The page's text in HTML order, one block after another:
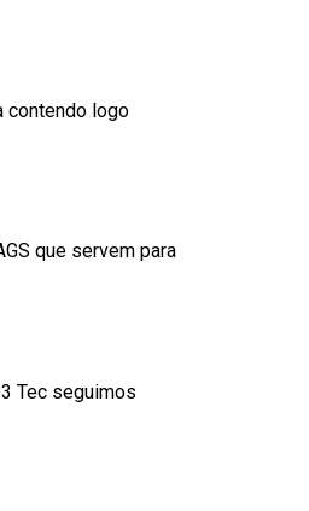
contendo logo
que servem para
Tec seguimos